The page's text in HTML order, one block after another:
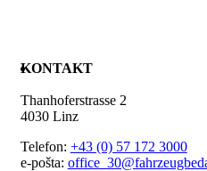
KONTAKT
Thanhoferstrasse 2
4030 Linz
Telefon: +43 (0) 57 172 3000
e-pošta: